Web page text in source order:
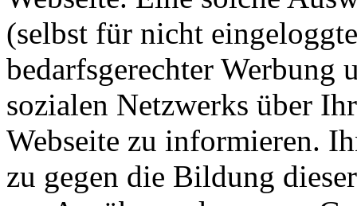
(selbst für nicht
bedarfsgerechter Werbung
sozialen Netzwerks über
Webseite zu informieren.
zu gegen die Bildung